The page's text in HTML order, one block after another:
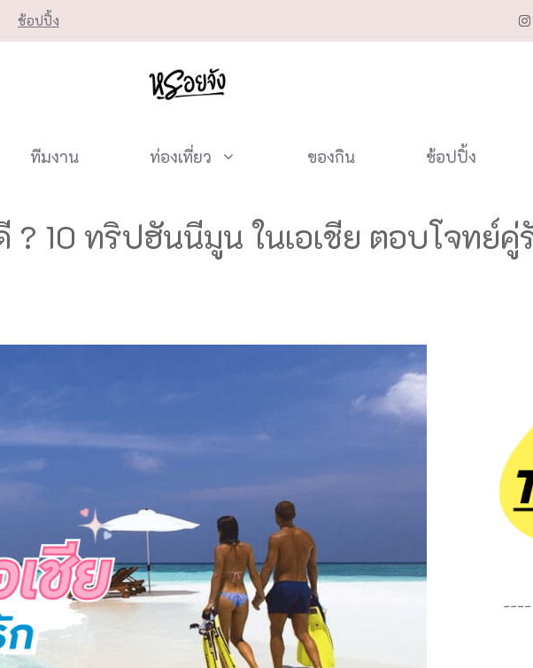
ช้อปปิ้ง
ทีมงาน ท่องเที่ยว ของกิน ช้อปปิ้ง
10 ทริปฮันนีมูน ในเอเชีย ตอบโจทย์คู่
----